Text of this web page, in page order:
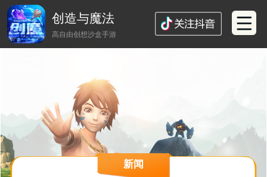
创造与魔法
高自由创想沙盒手游
新闻